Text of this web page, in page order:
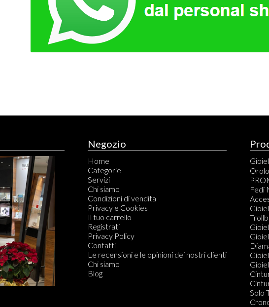
Negozio
Home
Categorie
Servizi
Chi siamo
Condizioni di vendita
Privacy e Cookies
Il tuo carrello
Registrati
Privacy Policy
Contatti
Le recensioni e le opinioni dei nostri clienti
Chi siamo
Blog
Anelli
Fedi
Solo